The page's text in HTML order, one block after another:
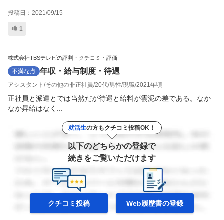
投稿日： 2021/09/15
1
株式会社TBSテレビの評判・クチコミ・評価
不満な点 年収・給与制度・待遇
アシスタント その他の非正社員 20代 男性 現職 2021年頃
正社員と派遣とでは当然だが待遇と給料が雲泥の差である。なか
なか昇給はなく...
就活生の方もクチコミ投稿OK！
以下のどちらかの登録で
続きをご覧いただけます
クチコミ投稿 Web履歴書の登録